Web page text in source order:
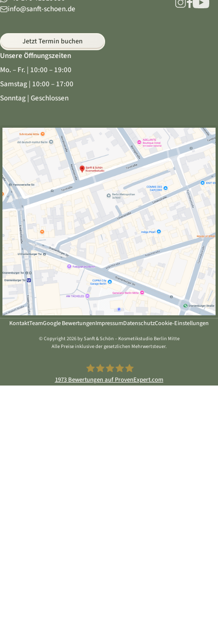
info@sanft-schoen.de
Unsere Öffnungszeiten
Mo. – Fr. | 10:00 – 19:00
Samstag | 10:00 – 17:00
Sonntag | Geschlossen
Jetzt Termin buchen
KontaktTeamGoogle BewertungenImpressumDatenschutzCookie-Einstellungen
© Copyright 2026 by Sanft & Schön – Kosmetikstudio Berlin Mitte
Alle Preise inklusive der gesetzlichen Mehrwertsteuer.
1973Bewertungen auf ProvenExpert.com